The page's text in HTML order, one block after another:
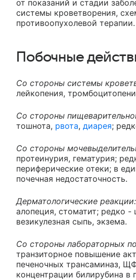
от показаний и стадии
системы кроветворения,
противоопухолевой терапии.
Побочные
Со стороны системы
лейкопения,
Со стороны
тошнота, рвота, диарея;
Со стороны
протеинурия, гематурия;
периферические отеки; в
почечная недостаточность.
Дерматологические реакции:
алопеция, стоматит; редко -
везикулезная сыпь, экзема.
Со стороны лабораторных
транзиторное повышение
печеночных трансаминаз,
концентрации билирубина в